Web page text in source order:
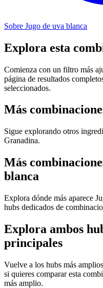
Sobre Jugo de uva blanca
Explora esta
Comienza con un filtro más
página de resultados
seleccionados.
Más
Sigue explorando otros
Granadina.
Más
blanca
Explora dónde más aparece
hubs dedicados de
Explora ambos
principales
Vuelve a los hubs más
si quieres comparar esta
más amplio.